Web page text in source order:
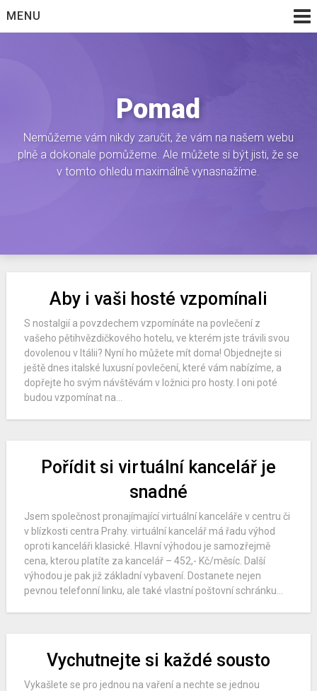
toMENU
Pomad
Nemůžeme vám nikdy zaručit, že vám na našem webu
plně a dokonale pomůžeme. Ale můžete si být jisti, že se
v tomto ohledu maximálně vynasnažíme.
Aby i vaši hosté vzpomínali
S nostalgií a povzdechem vzpomínáte na povlečení z
vašeho pětihvězdičkového hotelu, ve kterém jste trávili svou
dovolenou v Itálii? Nyní ho můžete mít doma! Objednejte si
ještě dnes italské luxusní povlečení, které vám nabízíme, a
dopřejte ho svým návštěvám v ložnici pro hosty. I oni poté
budou vzpomínat na...
Pořídit si virtuální kancelář je
snadné
Jsem společnost pronajímající virtuální kanceláře v centru či
v blízkosti centra Prahy. virtuální kancelář má řadu výhod
oproti kanceláři klasické. Hlavní výhodou je samozřejmě
cena, kterou platíte za kancelář – 452,- Kč/měsíc. Další
výhodou je pak již základní vybavení. Dostanete nejen
pevnou telefonní linku, ale také vlastní poštovní schránku...
Vychutnejte si každé sousto
Vykašlete se pro jednou na vaření a nechte se jednou